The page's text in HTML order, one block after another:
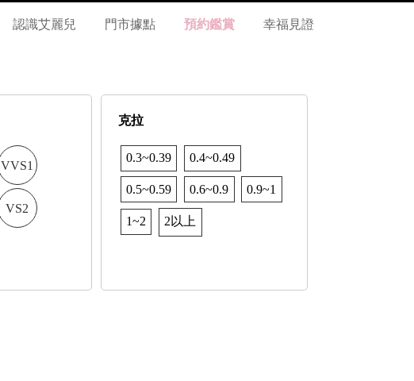
認識艾麗兒 門市據點 預約鑑賞 幸福見證
VVS1
VS2
克拉
0.3~0.39 0.4~0.49
0.5~0.59 0.6~0.9 0.9~1
1~2 2以上